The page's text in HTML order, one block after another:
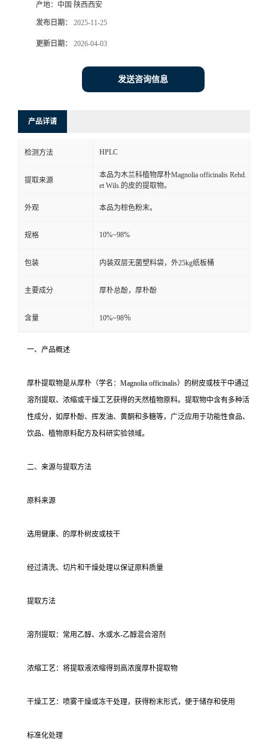
产地： 中国 陕西西安
发布日期： 2025-11-25
更新日期： 2026-04-03
发送咨询信息
产品详请
检测方法 HPLC
提取来源
本品为木兰科植物厚朴Magnolia officinalis Rehd.
et Wils.的皮的提取物。
外观 本品为棕色粉末。
规格 10%~98%
包装 内装双层无菌塑料袋，外25kg纸板桶
主要成分 厚朴总酚，厚朴酚
含量 10%~98％
一、产品概述
厚朴提取物是从厚朴（学名：Magnolia officinalis）的树皮或枝干中通过
溶剂提取、浓缩或干燥工艺获得的天然植物原料。提取物中含有多种活
性成分，如厚朴酚、挥发油、黄酮和多糖等，广泛应用于功能性食品、
饮品、植物原料配方及科研实验领域。
二、来源与提取方法
原料来源
选用健康、的厚朴树皮或枝干
经过清洗、切片和干燥处理以保证原料质量
提取方法
溶剂提取：常用乙醇、水或水-乙醇混合溶剂
浓缩工艺：将提取液浓缩得到高浓度厚朴提取物
干燥工艺：喷雾干燥或冻干处理，获得粉末形式，便于储存和使用
标准化处理